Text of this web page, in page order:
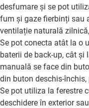
desfumare și se pot
fum și gaze fierbinți sau
ventilație naturală
Se pot conecta atât la o
baterii de back-up, cât și
manuală se face din
din buton deschis-
Se pot utiliza la ferestre
deschidere în exterior